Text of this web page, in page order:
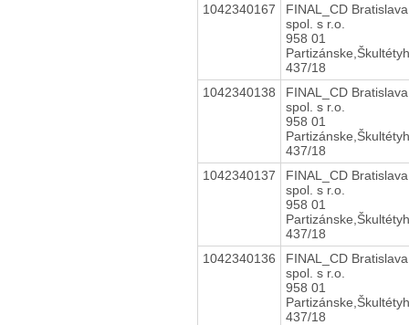
1042340167
FINAL_CD Bratislava
spol. s r.o.
958 01
437/18
1042340138
FINAL_CD Bratislava
spol. s r.o.
958 01
437/18
1042340137
FINAL_CD Bratislava
spol. s r.o.
958 01
437/18
1042340136
FINAL_CD Bratislava
spol. s r.o.
958 01
437/18